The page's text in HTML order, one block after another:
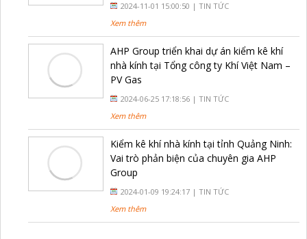
2024-11-01 15:00:50 | TIN TỨC
Xem thêm
AHP Group triển khai dự án kiểm kê khí
nhà kính tại Tổng công ty Khí Việt Nam –
PV Gas
2024-06-25 17:18:56 | TIN TỨC
Xem thêm
Kiểm kê khí nhà kính tại tỉnh Quảng Ninh:
Vai trò phản biện của chuyên gia AHP
Group
2024-01-09 19:24:17 | TIN TỨC
Xem thêm